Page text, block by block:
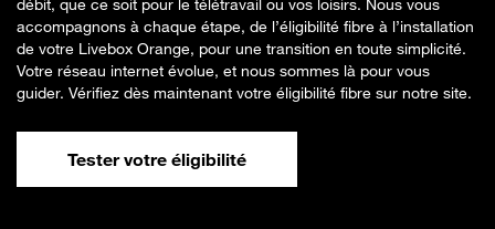
débit, que ce soit pour le télétravail ou vos loisirs. Nous vous
accompagnons à chaque étape, de l’éligibilité fibre à l’installation
de votre Livebox Orange, pour une transition en toute simplicité.
Votre réseau internet évolue, et nous sommes là pour vous
guider. Vérifiez dès maintenant votre éligibilité fibre sur notre site.
Tester votre éligibilité